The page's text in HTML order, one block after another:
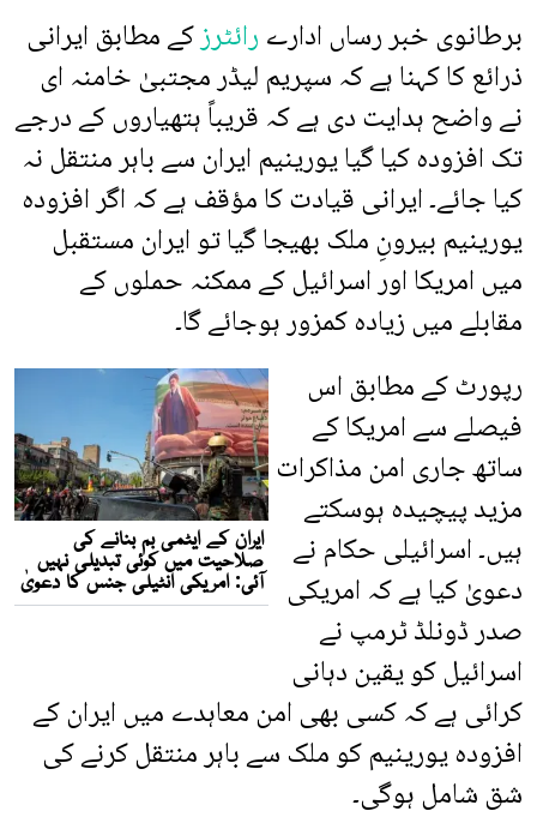
برطانوی خبر رساں ادارےرائٹرزکے مطابق ایرانی
ذرائع کا کہنا ہے کہ سپریم لیڈر مجتبیٰ خامنہ ای
نے واضح ہدایت دی ہے کہ قریباً ہتھیاروں کے درجے
تک افزودہ کیا گیا یورینیم ایران سے باہر منتقل نہ
کیا جائے۔ ایرانی قیادت کا مؤقف ہے کہ اگر افزودہ
یورینیم بیرونِ ملک بھیجا گیا تو ایران مستقبل
میں امریکا اور اسرائیل کے ممکنہ حملوں کے
مقابلے میں زیادہ کمزور ہوجائے گا۔
رپورٹ کے مطابق اس
فیصلے سے امریکا کے
ساتھ جاری امن مذاکرات
مزید پیچیدہ ہوسکتے
ہیں۔ اسرائیلی حکام نے
دعویٰ کیا ہے کہ امریکی
صدر ڈونلڈ ٹرمپ نے
اسرائیل کو یقین دہانی
کرائی ہے کہ کسی بھی امن معاہدے میں ایران کے
افزودہ یورینیم کو ملک سے باہر منتقل کرنے کی
شق شامل ہوگی۔